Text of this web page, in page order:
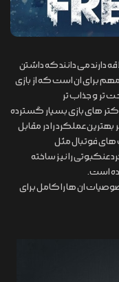
دارند می دانند که داشتن
برای ان است که از بازی
حت تر و جذاب تر
های بازی بسیار گسترده
عملکرد را در مقابل
فوتبال مثل
عنکبوتی را نیز ساخته
است.
ان ها را کامل برای